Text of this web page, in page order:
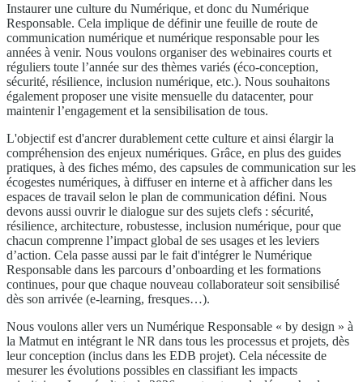
Instaurer une culture du Numérique, et donc du Numérique
Responsable. Cela implique de définir une feuille de route de
communication numérique et numérique responsable pour les
années à venir. Nous voulons organiser des webinaires courts et
réguliers toute l’année sur des thèmes variés (éco-conception,
sécurité, résilience, inclusion numérique, etc.). Nous souhaitons
également proposer une visite mensuelle du datacenter, pour
maintenir l’engagement et la sensibilisation de tous.
L'objectif est d'ancrer durablement cette culture et ainsi élargir la
compréhension des enjeux numériques. Grâce, en plus des guides
pratiques, à des fiches mémo, des capsules de communication sur les
écogestes numériques, à diffuser en interne et à afficher dans les
espaces de travail selon le plan de communication défini. Nous
devons aussi ouvrir le dialogue sur des sujets clefs : sécurité,
résilience, architecture, robustesse, inclusion numérique, pour que
chacun comprenne l’impact global de ses usages et les leviers
d’action. Cela passe aussi par le fait d'intégrer le Numérique
Responsable dans les parcours d’onboarding et les formations
continues, pour que chaque nouveau collaborateur soit sensibilisé
dès son arrivée (e-learning, fresques…).
Nous voulons aller vers un Numérique Responsable « by design » à
la Matmut en intégrant le NR dans tous les processus et projets, dès
leur conception (inclus dans les EDB projet). Cela nécessite de
mesurer les évolutions possibles en classifiant les impacts